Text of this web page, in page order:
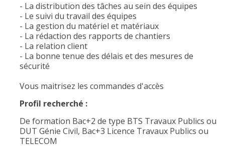
- La distribution des tâches au sein des équipes
- Le suivi du travail des équipes
- La gestion du matériel et matériaux
- La rédaction des rapports de chantiers
- La relation client
- La bonne tenue des délais et des mesures de
sécurité
Vous maitrisez les commandes d'accès
Profil recherché :
De formation Bac+2 de type BTS Travaux Publics ou
DUT Génie Civil, Bac+3 Licence Travaux Publics ou
TELECOM